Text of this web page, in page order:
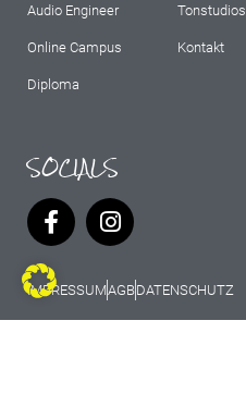
Audio Engineer
Online Campus
Diploma
Tonstudios
Kontakt
SOCIALS
IMPRESSUMAGBDATENSCHUTZ